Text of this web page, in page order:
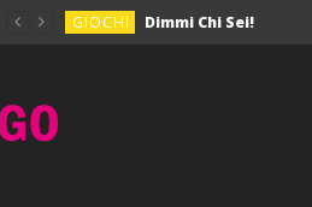
GIOCHI Dimmi Chi Sei!